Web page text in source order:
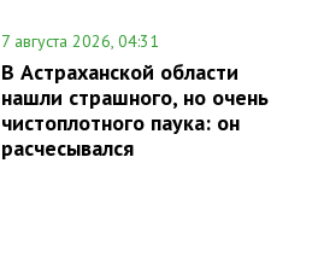
7 августа 2026, 04:31
В Астраханской области
нашли страшного, но очень
чистоплотного паука: он
расчесывался